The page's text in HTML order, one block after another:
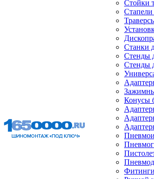
Стойки
Стапели
Станки
Стенды
Стенды
Конусы